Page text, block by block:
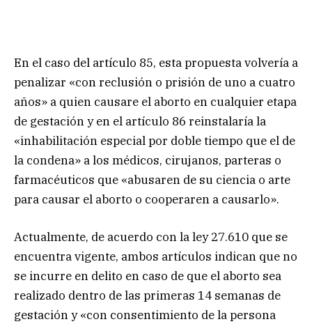
En el caso del artículo 85, esta propuesta volvería a
penalizar «con reclusión o prisión de uno a cuatro
años» a quien causare el aborto en cualquier etapa
de gestación y en el artículo 86 reinstalaría la
«inhabilitación especial por doble tiempo que el de
la condena» a los médicos, cirujanos, parteras o
farmacéuticos que «abusaren de su ciencia o arte
para causar el aborto o cooperaren a causarlo».
Actualmente, de acuerdo con la ley 27.610 que se
encuentra vigente, ambos artículos indican que no
se incurre en delito en caso de que el aborto sea
realizado dentro de las primeras 14 semanas de
gestación y «con consentimiento de la persona